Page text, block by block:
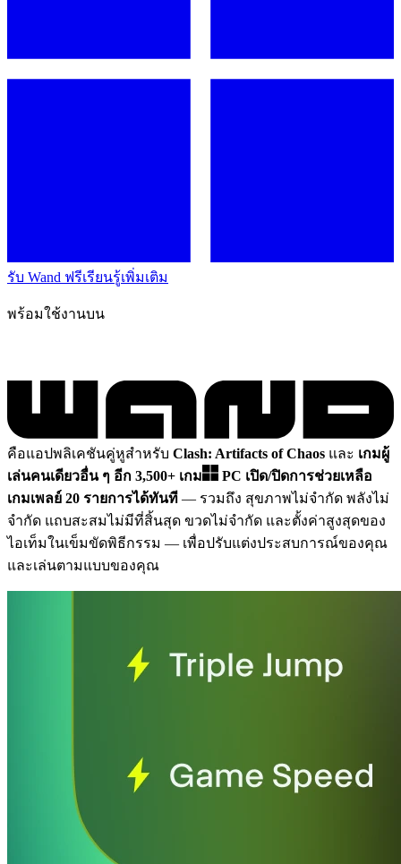
รับ Wand ฟรีเรียนรู้เพิ่มเติม
พร้อมใช้งานบน
คือแอปพลิเคชันคู่หูสำหรับ Clash: Artifacts of Chaos และ เกมผู้
เล่นคนเดียวอื่น ๆ อีก 3,500+ เกม
PC เปิด/ปิดการช่วยเหลือ
เกมเพลย์ 20 รายการได้ทันที — รวมถึง สุขภาพไม่จำกัด พลังไม่
จำกัด แถบสะสมไม่มีที่สิ้นสุด ขวดไม่จำกัด และตั้งค่าสูงสุดของ
ไอเท็มในเข็มขัดพิธีกรรม — เพื่อปรับแต่งประสบการณ์ของคุณ
และเล่นตามแบบของคุณ